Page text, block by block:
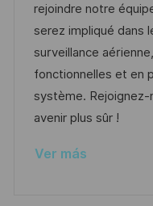
n
c
i
ó
n
a
d
e
p
u
b
i
e
m
p
l
e
rejoindre notre
serez impliqué dans
surveillance
fonctionnelles et en
système. Rejoignez-
avenir plus sûr !
Ver más